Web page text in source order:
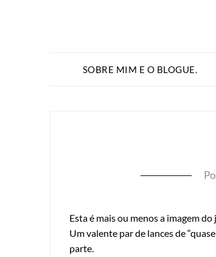
SOBRE MIM E O BLOGUE.
Esta é mais ou menos a imagem do
Um valente par de lances de
parte.